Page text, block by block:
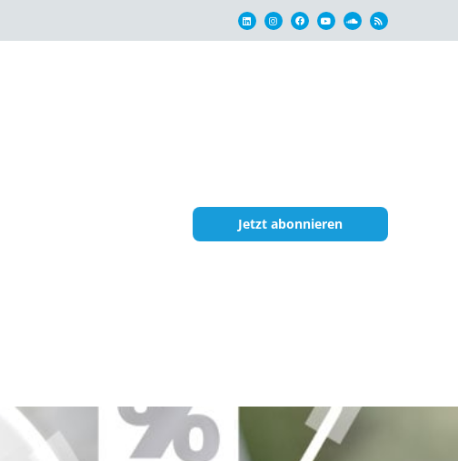
Jetzt abonnieren